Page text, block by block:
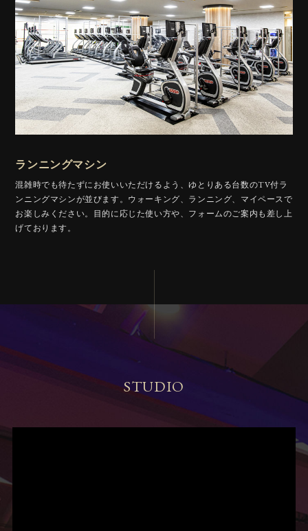
ランニングマシン
混雑時でも待たずにお使いいただけるよう、ゆとりある台数のTV付ラ
ンニングマシンが並びます。ウォーキング、ランニング、マイペースで
お楽しみください。目的に応じた使い方や、フォームのご案内も差し上
げております。
STUDIO